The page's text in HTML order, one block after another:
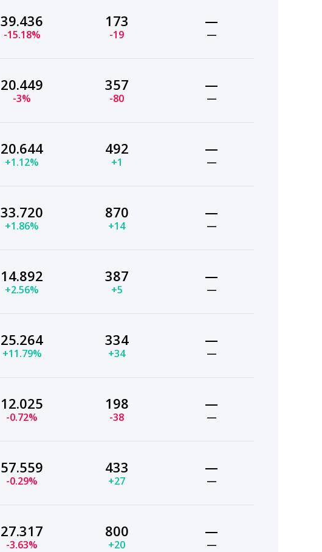
39.436
-15.18%
173
-19
—
—
20.449
-3%
357
-80
—
—
20.644
+1.12%
492
+1
—
—
33.720
+1.86%
870
+14
—
—
14.892
+2.56%
387
+5
—
—
25.264
+11.79%
334
+34
—
—
12.025
-0.72%
198
-38
—
—
57.559
-0.29%
433
+27
—
—
27.317
-3.63%
800
+20
—
—